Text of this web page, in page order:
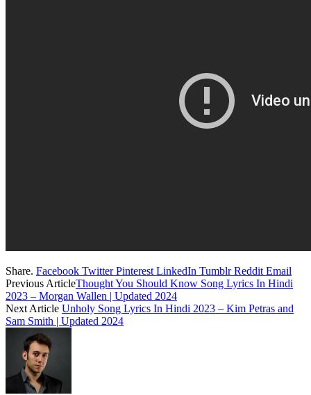
Share. Facebook Twitter Pinterest LinkedIn Tumblr Reddit Email
Previous ArticleThought You Should Know Song Lyrics In Hindi
2023 – Morgan Wallen | Updated 2024
Next Article Unholy Song Lyrics In Hindi 2023 – Kim Petras and
Sam Smith | Updated 2024